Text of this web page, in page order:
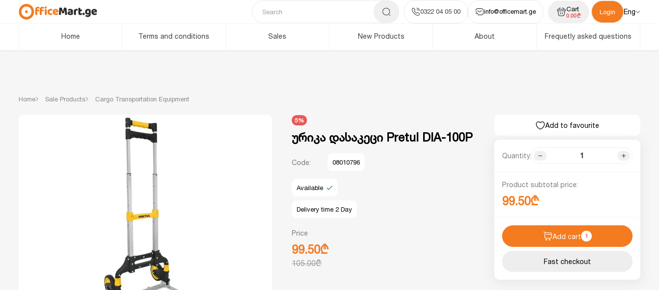
0322 04 05 00 info@officemart.ge Cart
0.00₾ Login Eng
Home Terms and conditions Sales New Products About Frequetly asked questions
Home Sale Products Cargo Transportation Equipment
5%
ურიკა დასაკეცი Pretul DIA-100P
Code: 08010796
Available
Delivery time 2 Day
Price
99.50₾
105.00₾
Add to favourite
Quantity:
Product subtotal price:
99.50₾
Add cart 1
Fast checkout